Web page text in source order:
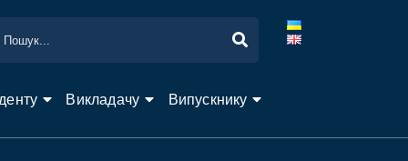
Викладачу Випускнику